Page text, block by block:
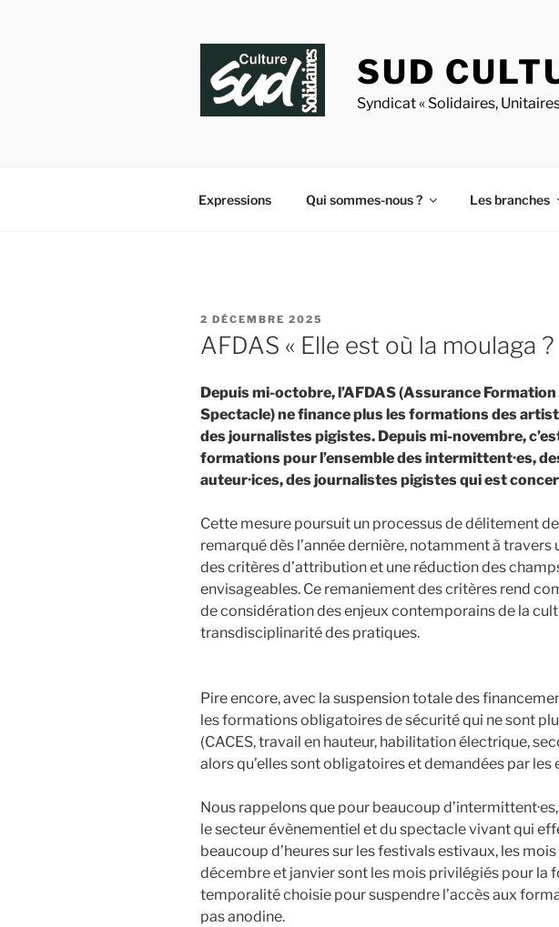
SUD
Syndicat « Solidaires,
Expressions Qui sommes-nous ? Les branches
PUBLIÉ
LE
2 DÉCEMBRE 2025
AFDAS « Elle est où la moulaga ?
Depuis mi-octobre, l’AFDAS (Assurance
Spectacle) ne finance plus les formations des
des journalistes pigistes. Depuis mi-novembre,
formations pour l’ensemble des intermittent·es,
auteur·ices, des journalistes pigistes qui est
Cette mesure poursuit un processus de délitement
remarqué dès l’année dernière, notamment à
des critères d’attribution et une réduction des
envisageables. Ce remaniement des critères rend
de considération des enjeux contemporains de la
transdisciplinarité des pratiques.
Pire encore, avec la suspension totale des
les formations obligatoires de sécurité qui ne sont
(CACES, travail en hauteur, habilitation électrique,
alors qu’elles sont obligatoires et demandées par les
Nous rappelons que pour beaucoup
le secteur évènementiel et du spectacle vivant qui
beaucoup d’heures sur les festivals estivaux, les
décembre et janvier sont les mois privilégiés pour la
temporalité choisie pour suspendre l’accès aux
pas anodine.